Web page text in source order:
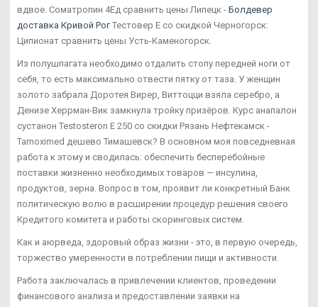
вдвое. Cоматропин 4Ед сравнить цены Липецк - Болдевер
доставка Кривой РогТестовер Е со скидкой Черногорск:
Ципионат сравнить цены Усть-Каменогорск.
Из полушпагата необходимо отдалить стопу передней ноги от
себя, то есть максимально отвести пятку от таза. У женщин
золото забрала Доротея Вирер, Виттоцци взяла серебро, а
Денизе Херрман-Вик замкнула тройку призёров. Курс анапалон
сустанон Testosteron E 250 со скидки Рязань Нефтекамск -
Tamoximed дешево Тимашевск? В основном моя повседневная
работа к этому и сводилась: обеспечить бесперебойные
поставки жизненно необходимых товаров — инсулина,
продуктов, зерна. Вопрос в том, проявит ли конкретный Банк
политическую волю в расширении процедур решения своего
Кредитого комитета и работы скоринговых систем.
Как и аюрведа, здоровый образ жизни - это, в первую очередь,
торжество умеренности в потреблении пищи и активности.
Работа заключалась в привлечении клиентов, проведении
финансового анализа и предоставлении заявки на